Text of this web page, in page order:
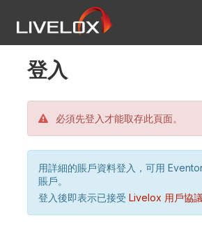
登入
必須先登入才能取存此頁面。
用詳細的賬戶資料登入，可用
賬戶。
登入後即表示已接受 Livelox 用戶協議